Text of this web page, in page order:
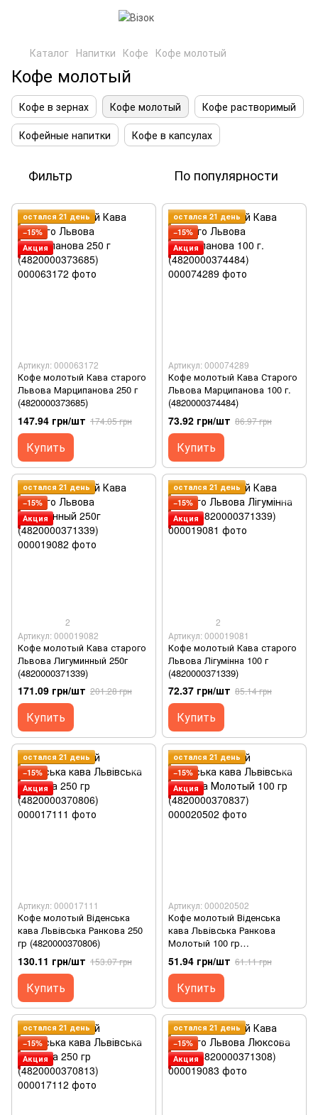
Каталог Напитки Кофе Кофе молотый
Кофе молотый
Кофе в зернах Кофе молотый
Кофе растворимый
Кофейные напитки
Кофе в капсулах
Фильтр По популярности
остался 21 день
−15%
Акция
Артикул: 000063172
Кофе молотый Кава старого
Львова Марципанова 250 г
(4820000373685)
147.94 грн/шт 174.05 грн
Купить
остался 21 день
−15%
Акция
Артикул: 000074289
Кофе молотый Кава Старого
Львова Марципанова 100 г.
(4820000374484)
73.92 грн/шт 86.97 грн
Купить
остался 21 день
−15%
Акция
2
Артикул: 000019082
Кофе молотый Кава старого
Львова Лигуминный 250г
(4820000371339)
171.09 грн/шт 201.28 грн
Купить
остался 21 день
−15%
Акция
2
Артикул: 000019081
Кофе молотый Кава старого
Львова Лігумінна 100 г
(4820000371339)
72.37 грн/шт 85.14 грн
Купить
остался 21 день
−15%
Акция
Артикул: 000017111
Кофе молотый Віденська
кава Львівська Ранкова 250
гр (4820000370806)
130.11 грн/шт 153.07 грн
Купить
остался 21 день
−15%
Акция
Артикул: 000020502
Кофе молотый Віденська
кава Львівська Ранкова
Молотый 100 гр
(4820000370837)
51.94 грн/шт 61.11 грн
Купить
остался 21 день
−15%
Акция
остался 21 день
−15%
Акция